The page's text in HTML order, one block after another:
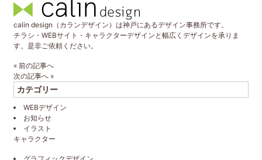
calin design（カランデザイン）は神戸にあるデザイン事務所です。
チラシ・WEBサイト・キャラクターデザインと幅広くデザインを承りま
す。是非ご依頼ください。
« 前の記事へ
次の記事へ »
カテゴリー
WEBデザイン
お知らせ
イラスト
キャラクター